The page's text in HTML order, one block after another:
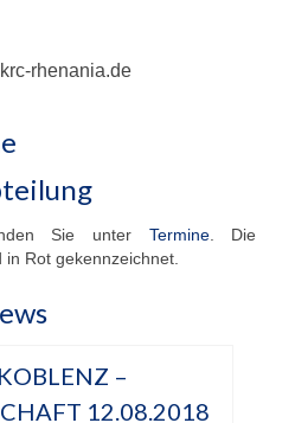
rhenania.de
Sie unter Termine. Die
Rot gekennzeichnet.
–
12.08.2018